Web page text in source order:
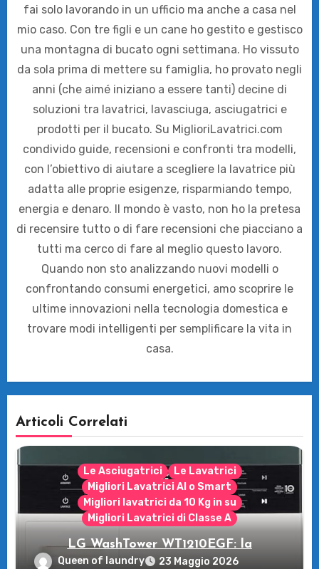
fai solo lavorando in un ufficio ma anche a casa nel
mio caso. Con tre figli e un cane ho gestito e gestisco
una montagna di bucato ogni settimana. Ho vissuto
da sola prima di mettere su famiglia, ho provato negli
anni (che aimé iniziano a essere tanti) decine di
soluzioni tra lavatrici, lavasciuga, asciugatrici e
prodotti per il bucato. Su MiglioriLavatrici.com
condivido guide, recensioni e confronti tra modelli,
con l’obiettivo di aiutare a scegliere la lavatrice più
adatta alle proprie esigenze, risparmiando tempo,
energia e denaro. Il mondo è vasto, non ho la pretesa
di recensire tutto o di fare recensioni che piacciano a
tutti ma cerco di fare al meglio questo lavoro.
Quando non sto analizzando nuovi modelli o
confrontando consumi energetici, amo scoprire le
ultime innovazioni nella tecnologia domestica e
trovare modi intelligenti per semplificare la vita in
casa.
Articoli Correlati
Le Asciugatrici
Le Lavatrici
Migliori Lavatrici AI o Smart
Migliori lavatrici da 10 Kg in su
Migliori Lavatrici di Classe A
LG WashTower WT1210EGF: la
rivoluzione intelligente per il tuo bucato!
Queen of laundry 23 Maggio 2026